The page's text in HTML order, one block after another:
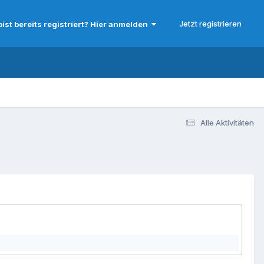
bereits registriert? Hier anmelden Jetzt registrieren
Alle Aktivitäten